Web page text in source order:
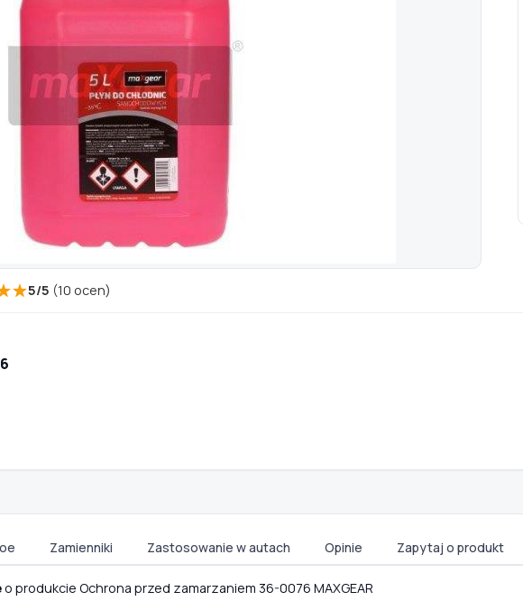
★5/5 (10 ocen)
Zamienniki Zastosowanie w autach Opinie Zapytaj o produkt
o produkcie Ochrona przed zamarzaniem 36-0076 MAXGEAR